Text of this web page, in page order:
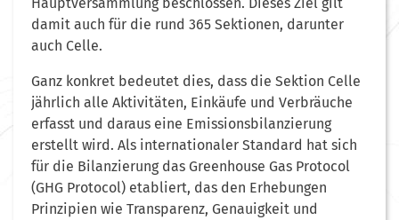
damit auch für die rund 365 Sektionen, darunter
auch Celle.
Ganz konkret bedeutet dies, dass die Sektion Celle
jährlich alle Aktivitäten, Einkäufe und Verbräuche
erfasst und daraus eine Emissionsbilanzierung
erstellt wird. Als internationaler Standard hat sich
für die Bilanzierung das Greenhouse Gas Protocol
(GHG Protocol) etabliert, das den Erhebungen
Prinzipien wie Transparenz, Genauigkeit und